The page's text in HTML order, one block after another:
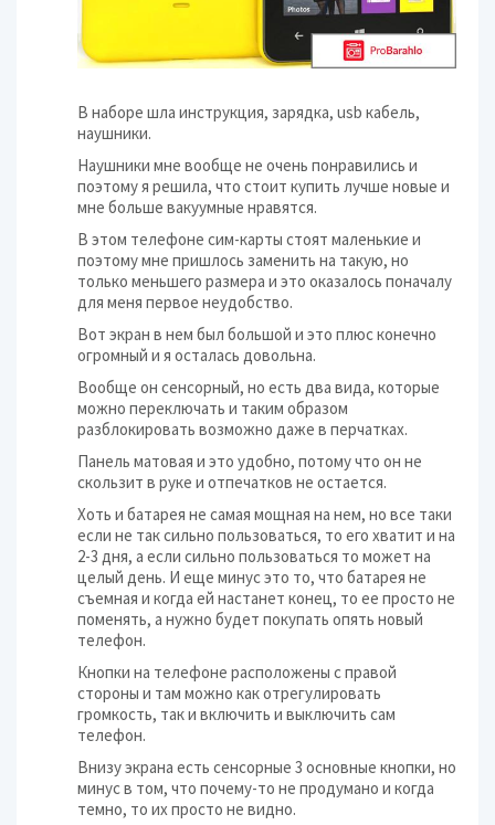
В наборе шла инструкция, зарядка, usb кабель,
наушники.
Наушники мне вообще не очень понравились и
поэтому я решила, что стоит купить лучше новые и
мне больше вакуумные нравятся.
В этом телефоне сим-карты стоят маленькие и
поэтому мне пришлось заменить на такую, но
только меньшего размера и это оказалось поначалу
для меня первое неудобство.
Вот экран в нем был большой и это плюс конечно
огромный и я осталась довольна.
Вообще он сенсорный, но есть два вида, которые
можно переключать и таким образом
разблокировать возможно даже в перчатках.
Панель матовая и это удобно, потому что он не
скользит в руке и отпечатков не остается.
Хоть и батарея не самая мощная на нем, но все таки
если не так сильно пользоваться, то его хватит и на
2-3 дня, а если сильно пользоваться то может на
целый день. И еще минус это то, что батарея не
съемная и когда ей настанет конец, то ее просто не
поменять, а нужно будет покупать опять новый
телефон.
Кнопки на телефоне расположены с правой
стороны и там можно как отрегулировать
громкость, так и включить и выключить сам
телефон.
Внизу экрана есть сенсорные 3 основные кнопки, но
минус в том, что почему-то не продумано и когда
темно, то их просто не видно.